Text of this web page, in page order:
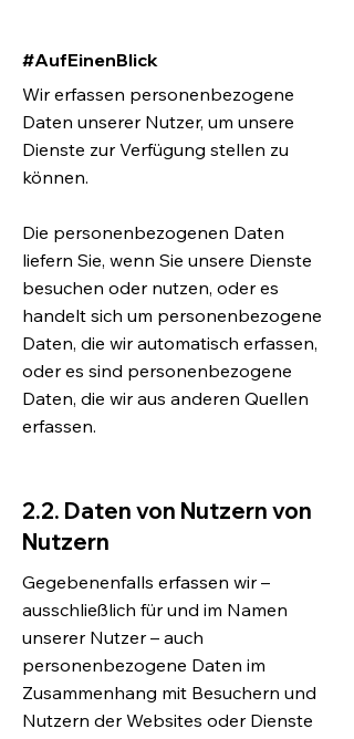
#AufEinenBlick
Wir erfassen personenbezogene
Daten unserer Nutzer, um unsere
Dienste zur Verfügung stellen zu
können.
Die personenbezogenen Daten
liefern Sie, wenn Sie unsere Dienste
besuchen oder nutzen, oder es
handelt sich um personenbezogene
Daten, die wir automatisch erfassen,
oder es sind personenbezogene
Daten, die wir aus anderen Quellen
erfassen.
2.2. Daten von Nutzern von
Nutzern
Gegebenenfalls erfassen wir –
ausschließlich für und im Namen
unserer Nutzer – auch
personenbezogene Daten im
Zusammenhang mit Besuchern und
Nutzern der Websites oder Dienste